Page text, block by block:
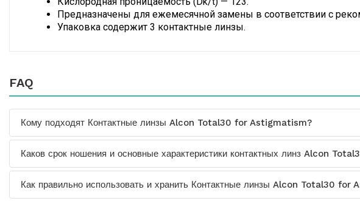
Предназначены для ежемесячной замены в соответствии с
Упаковка содержит 3 контактные линзы.
FAQ
Кому подходят Контактные линзы Alcon Total30 for Astigmatism?
Каков срок ношения и основные характеристики контактных линз Alcon
Как правильно использовать и хранить Контактные линзы Alcon Total30 for